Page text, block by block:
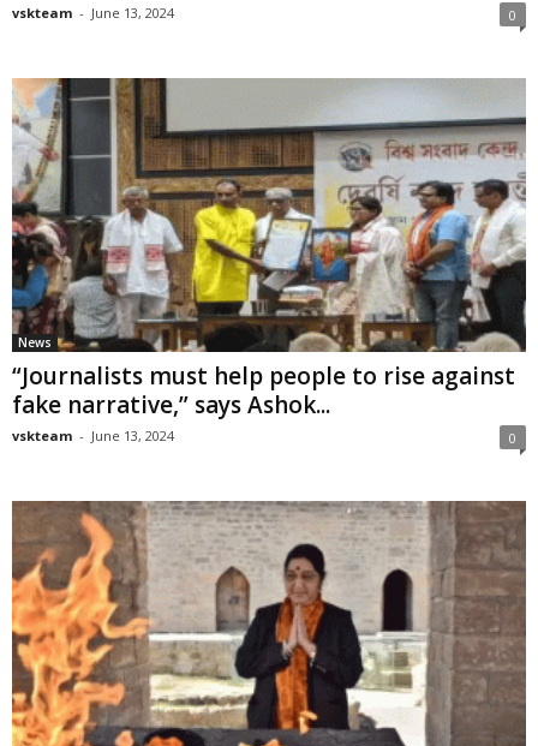
vskteam - June 13, 2024 0
News
“Journalists must help people to rise against
fake narrative,” says Ashok...
vskteam - June 13, 2024 0